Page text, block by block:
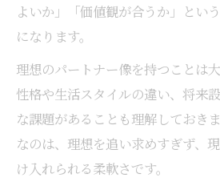
よいか」「価値観が合うか」とい
になります。
理想のパートナー像を持つことは
性格や生活スタイルの違い、将来
な課題があることも理解しておき
なのは、理想を追い求めすぎず、
け入れられる柔軟さです。